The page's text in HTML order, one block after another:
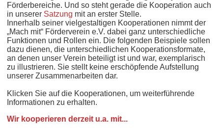
Förderbereiche. Und so steht gerade die Kooperation auch
in unserer Satzung mit an erster Stelle.
Innerhalb seiner vielgestaltigen Kooperationen nimmt der
„Mach mit“ Förderverein e.V. dabei ganz unterschiedliche
Funktionen und Rollen ein. Die folgenden Beispiele sollen
dazu dienen, die unterschiedlichen Kooperationsformate,
an denen unser Verein beteiligt ist und war, exemplarisch
zu illustrieren. Sie stellt keine erschöpfende Aufstellung
unserer Zusammenarbeiten dar.
Klicken Sie auf die Kooperationen, um weiterführende
Informationen zu erhalten.
Wir kooperieren derzeit u.a. mit...